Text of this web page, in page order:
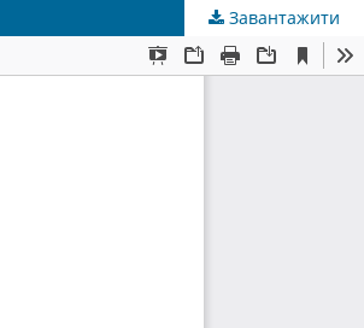
Завантажити